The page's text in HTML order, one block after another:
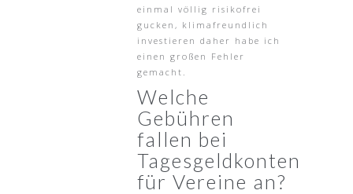
einmal völlig risikofrei
gucken, klimafreundlich
investieren daher habe ich
einen großen Fehler
gemacht.
Welche
Gebühren
fallen bei
Tagesgeldkonten
für Vereine an?